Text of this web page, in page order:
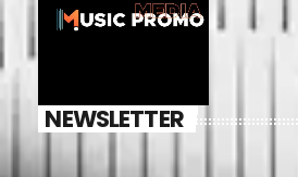
NEWSLETTER